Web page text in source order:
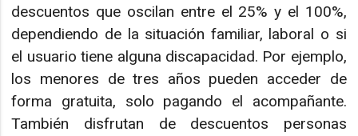
descuentos que oscilan entre el 25% y el 100%,
dependiendo de la situación familiar, laboral o si
el usuario tiene alguna discapacidad. Por ejemplo,
los menores de tres años pueden acceder de
forma gratuita, solo pagando el acompañante.
También disfrutan de descuentos personas